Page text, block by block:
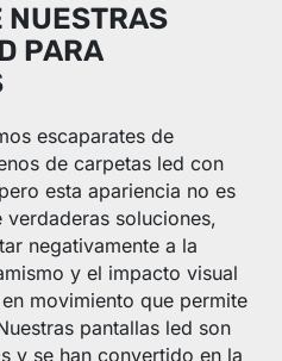
NUESTRAS
PARA
escaparates de
de carpetas led con
esta apariencia no es
soluciones,
negativamente a la
y el impacto visual
movimiento que permite
pantallas led son
y se han convertido en la